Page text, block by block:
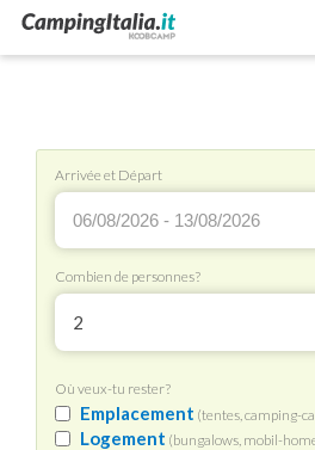
Arrivée et Départ
Combien de personnes?
2
Où veux-tu rester?
Emplacement (tentes, camping-
Logement (bungalows, mobil-